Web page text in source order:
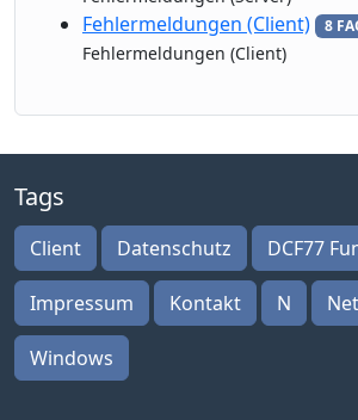
Fehlermeldungen (Client) 8
Fehlermeldungen (Client)
Tags
Client Datenschutz DCF77
Impressum Kontakt N
Windows